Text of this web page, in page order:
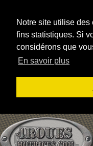
Notre site utilise
fins statistiques. Si
considérons que
En savoir plus